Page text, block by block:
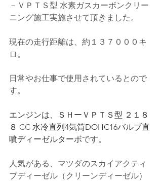
－ＶＰＴＳ型 水素ガスカーボンクリー
ニング施工実施させて頂きました。
現在の走行距離は、約１３７０００キ
ロ。
日常やお仕事で使用されているとので
す。
エンジンは、ＳＨーＶＰＴＳ型 ２１８
８ CC 水冷直列4気筒DOHC16バルブ直
噴ディーゼルターボです。
人気がある、マツダのスカイアクティ
ブディーゼル（クリーンディーゼル）